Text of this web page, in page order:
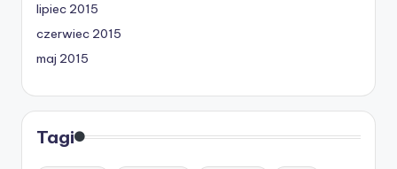
lipiec 2015
czerwiec 2015
maj 2015
Tagi